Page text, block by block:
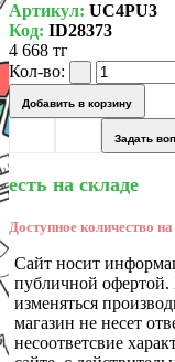
Артикул: UC4PU3
Код: ID28373
4 668 тг
Кол-во:
Добавить в корзину
Задать
есть на складе
Доступное количество
Сайт носит
публичной офертой.
изменяться
магазин не несет
несоответсвие